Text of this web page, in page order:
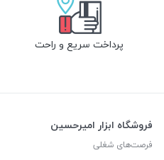
پرداخت سریع و راحت
فروشگاه ابزار امیرحسین
فرصت‌های شغلی